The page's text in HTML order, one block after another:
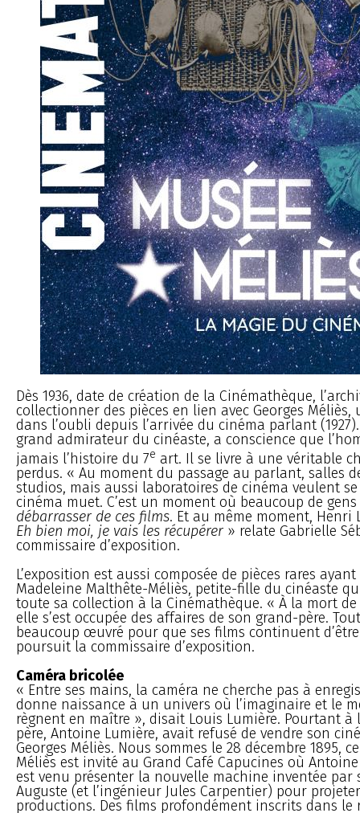
Dès 1936, date de création de la Cinémathèque,
collectionner des pièces en lien avec Georges Méliès,
dans l’oubli depuis l’arrivée du cinéma parlant
grand admirateur du cinéaste, a conscience que
jamais l’histoire du 7e art. Il se livre à une véritable
perdus. « Au moment du passage au parlant, salles
studios, mais aussi laboratoires de cinéma veulent
cinéma muet. C’est un moment où beaucoup de
débarrasser de ces films. Et au même moment, Henri
Eh bien moi, je vais les récupérer » relate Gabrielle
commissaire d’exposition.
L’exposition est aussi composée de pièces rares
Madeleine Malthête-Méliès, petite-fille du cinéaste
toute sa collection à la Cinémathèque. « À la mort de
elle s’est occupée des affaires de son grand-père.
beaucoup œuvré pour que ses films continuent
poursuit la commissaire d’exposition.
Caméra bricolée
« Entre ses mains, la caméra ne cherche pas à
donne naissance à un univers où l’imaginaire et le
règnent en maître », disait Louis Lumière. Pourtant à
père, Antoine Lumière, avait refusé de vendre son
Georges Méliès. Nous sommes le 28 décembre 1895,
Méliès est invité au Grand Café Capucines où
est venu présenter la nouvelle machine inventée par
Auguste (et l’ingénieur Jules Carpentier) pour
productions. Des films profondément inscrits dans le